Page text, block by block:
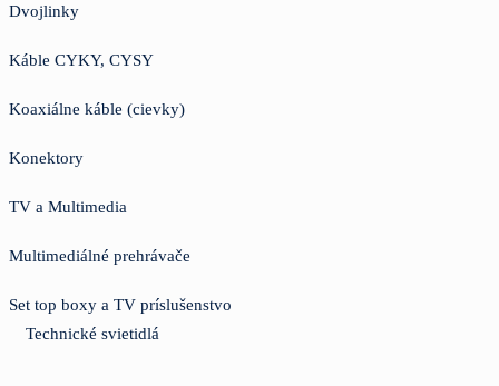
Dvojlinky
Káble CYKY, CYSY
Koaxiálne káble (cievky)
Konektory
TV a Multimedia
Multimediálné prehrávače
Set top boxy a TV príslušenstvo
Technické svietidlá